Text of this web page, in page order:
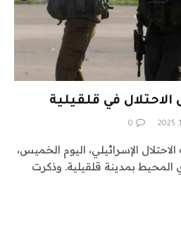
في قلقيلية
0
الإسرائيلي، اليوم الخميس،
بمدينة قلقيلية. وذكرت